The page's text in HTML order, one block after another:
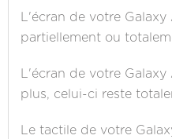
L'écran de votre
partiellement ou
L'écran de votre
plus, celui-ci reste
Le tactile de votre